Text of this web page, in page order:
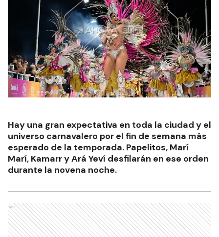
Hay una gran expectativa en toda la ciudad y el
universo carnavalero por el fin de semana más
esperado de la temporada. Papelitos, Marí
Marí, Kamarr y Ará Yeví desfilarán en ese orden
durante la novena noche.
Ads